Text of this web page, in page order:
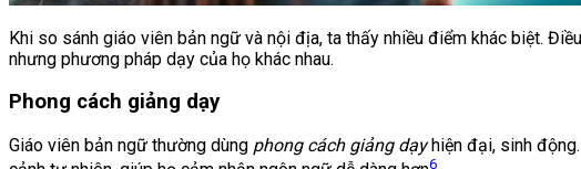
Khi so sánh giáo viên bản ngữ và nội địa, ta thấy nhiều điểm khác biệt.
nhưng phương pháp dạy của họ khác nhau.
Phong cách giảng dạy
Giáo viên bản ngữ thường dùng phong cách giảng dạyhiện đại, sinh
6